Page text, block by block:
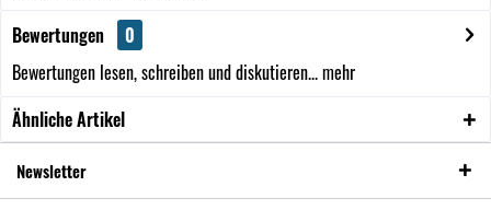
Bewertungen
0
Bewertungen lesen, schreiben und diskutieren...mehr
Ähnliche Artikel
Newsletter